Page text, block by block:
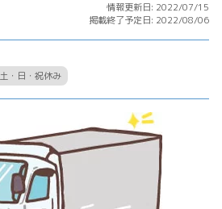
情報更新日: 2022/07/15
掲載終了予定日: 2022/08/06
土・日・祝休み